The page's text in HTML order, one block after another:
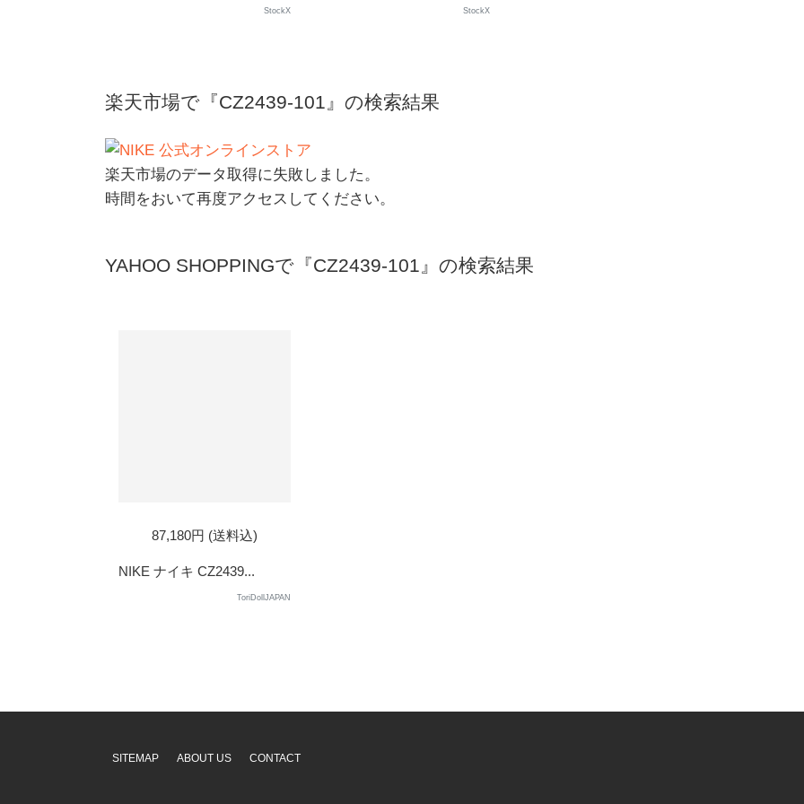
StockX StockX
楽天市場で『CZ2439-101』の検索結果
楽天市場のデータ取得に失敗しました。
時間をおいて再度アクセスしてください。
YAHOO SHOPPINGで『CZ2439-101』の検索結果
87,180円 (送料込)
NIKE ナイキ CZ2439...
ToriDollJAPAN
SITEMAP ABOUT US CONTACT